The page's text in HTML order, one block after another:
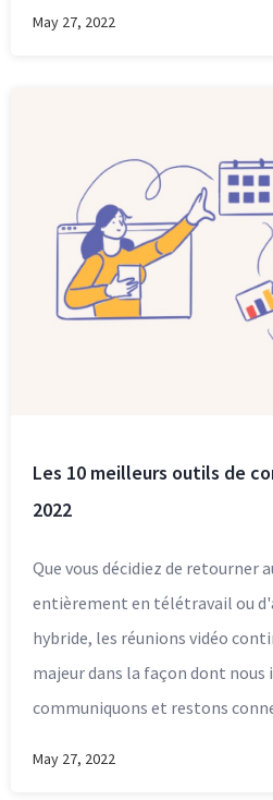
May 27, 2022
Les 10 meilleurs outils de
2022
Que vous décidiez de retourner
entièrement en télétravail ou
hybride, les réunions vidéo
majeur dans la façon dont nous
communiquons et restons
May 27, 2022